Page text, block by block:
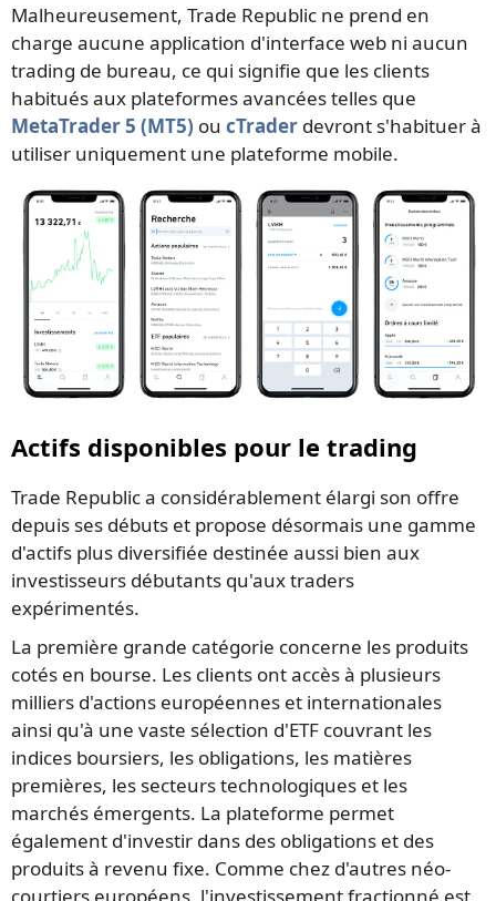
Malheureusement, Trade Republic ne prend en
charge aucune application d'interface web ni aucun
trading de bureau, ce qui signifie que les clients
habitués aux plateformes avancées telles que
MetaTrader 5 (MT5) ou cTrader devront s'habituer à
utiliser uniquement une plateforme mobile.
Actifs disponibles pour le trading
Trade Republic a considérablement élargi son offre
depuis ses débuts et propose désormais une gamme
d'actifs plus diversifiée destinée aussi bien aux
investisseurs débutants qu'aux traders
expérimentés.
La première grande catégorie concerne les produits
cotés en bourse. Les clients ont accès à plusieurs
milliers d'actions européennes et internationales
ainsi qu'à une vaste sélection d'ETF couvrant les
indices boursiers, les obligations, les matières
premières, les secteurs technologiques et les
marchés émergents. La plateforme permet
également d'investir dans des obligations et des
produits à revenu fixe. Comme chez d'autres néo-